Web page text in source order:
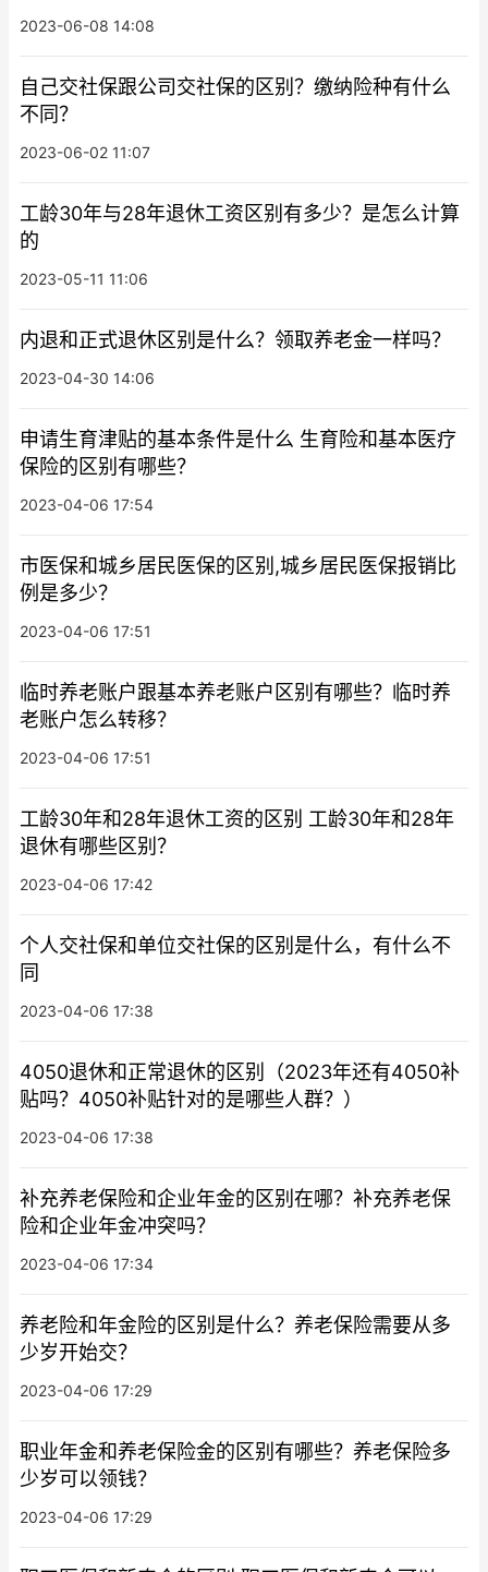
2023-06-08 14:08
自己交社保跟公司交社保的区别？缴纳险种有什么
不同？
2023-06-02 11:07
工龄30年与28年退休工资区别有多少？是怎么计算
的
2023-05-11 11:06
内退和正式退休区别是什么？领取养老金一样吗？
2023-04-30 14:06
申请生育津贴的基本条件是什么 生育险和基本医疗
保险的区别有哪些？
2023-04-06 17:54
市医保和城乡居民医保的区别,城乡居民医保报销比
例是多少？
2023-04-06 17:51
临时养老账户跟基本养老账户区别有哪些？临时养
老账户怎么转移？
2023-04-06 17:51
工龄30年和28年退休工资的区别 工龄30年和28年
退休有哪些区别？
2023-04-06 17:42
个人交社保和单位交社保的区别是什么，有什么不
同
2023-04-06 17:38
4050退休和正常退休的区别（2023年还有4050补
贴吗？4050补贴针对的是哪些人群？）
2023-04-06 17:38
补充养老保险和企业年金的区别在哪？补充养老保
险和企业年金冲突吗？
2023-04-06 17:34
养老险和年金险的区别是什么？养老保险需要从多
少岁开始交？
2023-04-06 17:29
职业年金和养老保险金的区别有哪些？养老保险多
少岁可以领钱？
2023-04-06 17:29